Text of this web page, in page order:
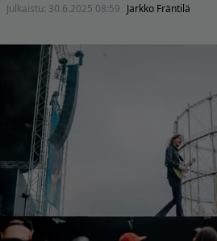
Julkaistu: 30.6.2025 08:59 Jarkko Fräntilä